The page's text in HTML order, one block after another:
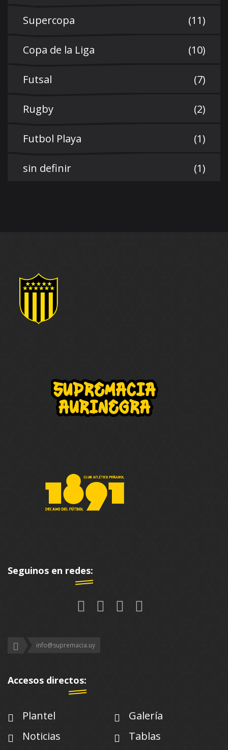
Supercopa (11)
Copa de la Liga (10)
Futsal (7)
Rugby (2)
Futbol Playa (1)
sin definir (1)
Seguinos en redes:
info@supremacia.uy
Accesos directos:
Plantel
Galería
Noticias
Tablas